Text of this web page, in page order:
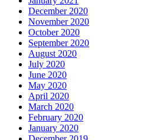
December 2020
November 2020
October 2020
September 2020
August 2020
July 2020
June 2020
May 2020
April 2020
March 2020
February 2020
January 2020